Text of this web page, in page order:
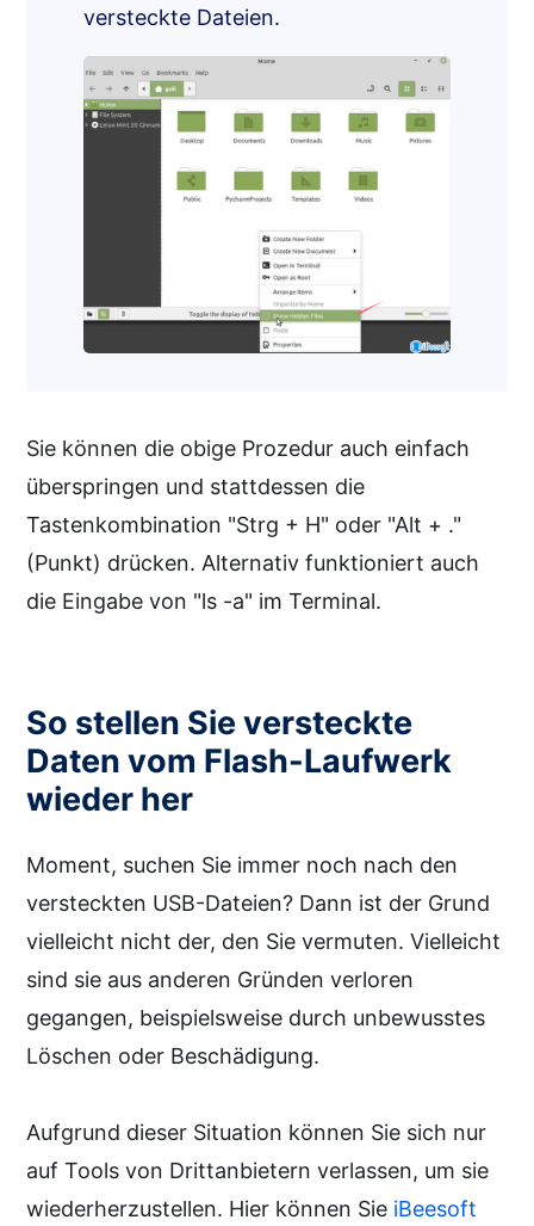
versteckte Dateien.
Sie können die obige Prozedur auch einfach
überspringen und stattdessen die
Tastenkombination "Strg + H" oder "Alt + ."
(Punkt) drücken. Alternativ funktioniert auch
die Eingabe von "ls -a" im Terminal.
So stellen Sie versteckte
Daten vom Flash-Laufwerk
wieder her
Moment, suchen Sie immer noch nach den
versteckten USB-Dateien? Dann ist der Grund
vielleicht nicht der, den Sie vermuten. Vielleicht
sind sie aus anderen Gründen verloren
gegangen, beispielsweise durch unbewusstes
Löschen oder Beschädigung.
Aufgrund dieser Situation können Sie sich nur
auf Tools von Drittanbietern verlassen, um sie
wiederherzustellen. Hier können Sie iBeesoft